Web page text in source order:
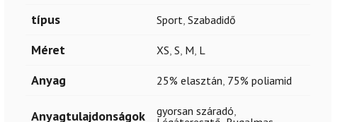
típus Sport, Szabadidő
Méret XS, S, M, L
Anyag 25% elasztán, 75% poliamid
Anyagtulajdonságok gyorsan száradó,